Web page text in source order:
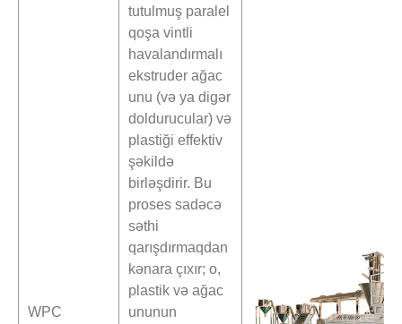
WPC
tutulmuş paralel
qoşa vintli
havalandırmalı
ekstruder ağac
unu (və ya digər
doldurucular) və
plastiği effektiv
şəkildə
birləşdirir. Bu
proses sadəcə
səthi
qarışdırmaqdan
kənara çıxır; o,
plastik və ağac
ununun